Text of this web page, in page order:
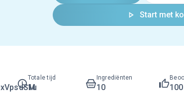
Start met
Totale tijd
1u
Ingrediënten
10